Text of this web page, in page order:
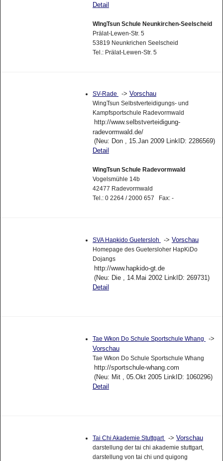
Detail
WIngTsun Schule Neunkirchen-Seelscheid
Prälat-Lewen-Str. 5
53819 Neunkrichen Seelscheid
Tel.: Prälat-Lewen-Str. 5
SV-Rade -> Vorschau
WingTsun Selbstverteidigungs- und
Kampfsportschule Radevormwald
http://www.selbstverteidigung-
radevormwald.de/
(Neu: Don , 15.Jan 2009 LinkID: 2286569)
Detail
WingTsun Schule Radevormwald
Vogelsmühle 14b
42477 Radevormwald
Tel.: 0 2264 / 2000 657 Fax: -
SVA Hapkido Guetersloh -> Vorschau
Homepage des Guetersloher HapKiDo
Dojangs
http://www.hapkido-gt.de
(Neu: Die , 14.Mai 2002 LinkID: 269731)
Detail
Tae Wkon Do Schule Sportschule Whang
->
Vorschau
Tae Wkon Do Schule Sportschule Whang
http://sportschule-whang.com
(Neu: Mit , 05.Okt 2005 LinkID: 1060296)
Detail
Tai Chi Akademie Stuttgart -> Vorschau
darstellung der tai chi akademie stuttgart,
darstellung von tai chi und quigong